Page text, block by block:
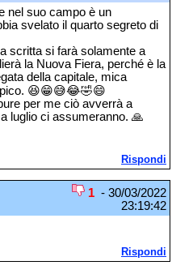
nel suo campo è un
svelato il quarto segreto di
scritta si farà solamente a
la Nuova Fiera, perché è la
della capitale, mica
😆😁😅😂🤣😄
per me ciò avverrà a
luglio ci assumeranno. 🙏
Rispondi
1 - 30/03/2022
23:19:42
Rispondi